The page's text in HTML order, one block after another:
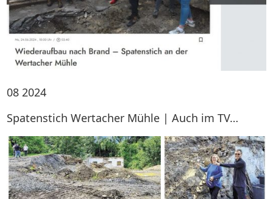
08 2024
Spatenstich Wertacher Mühle | Auch im TV…